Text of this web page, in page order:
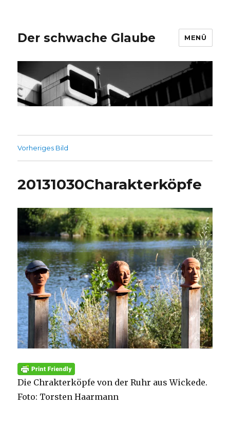
Der schwache Glaube MENÜ
Vorheriges Bild
20131030Charakterköpfe
Die Chrakterköpfe von der Ruhr aus Wickede.
Foto: Torsten Haarmann